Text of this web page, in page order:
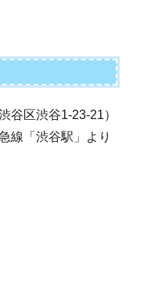
谷区渋谷1-23-21）
線「渋谷駅」より